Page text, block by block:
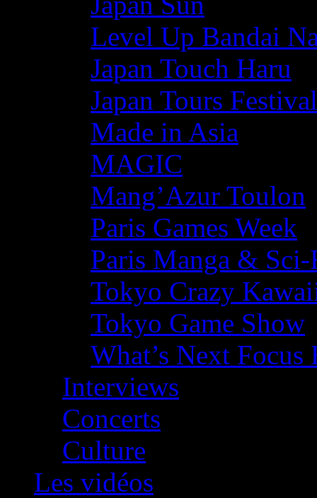
Level Up Bandai
Japan Touch Haru
Japan Tours Festival
Made in Asia
MAGIC
Mang’Azur Toulon
Paris Games Week
Paris Manga &
Tokyo Crazy
Tokyo Game Show
What’s Next
Interviews
Concerts
Culture
Les vidéos